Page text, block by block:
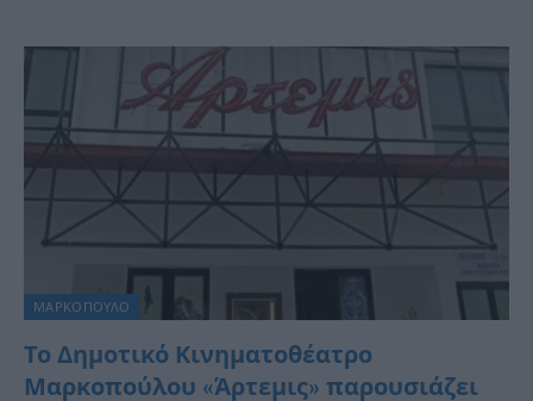
ΜΑΡΚΟΠΟΥΛΟ
Το Δημοτικό Κινηματοθέατρο
Μαρκοπούλου «Άρτεμις» παρουσιάζει